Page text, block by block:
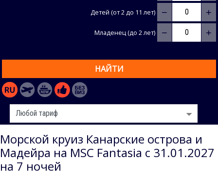
Детей (от 2 до 11 лет) − +
Младенец (до 2 лет) − +
НАЙТИ
Морской круиз Канарские острова и
Мадейра на MSC Fantasia с 31.01.2027
на 7 ночей